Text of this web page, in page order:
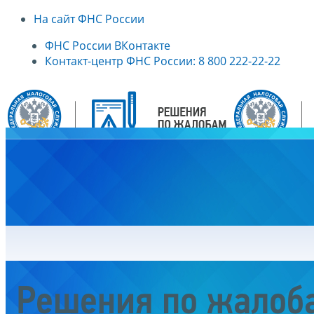
На сайт ФНС России
ФНС России ВКонтакте
Контакт-центр ФНС России: 8 800 222-22-22
Решения по